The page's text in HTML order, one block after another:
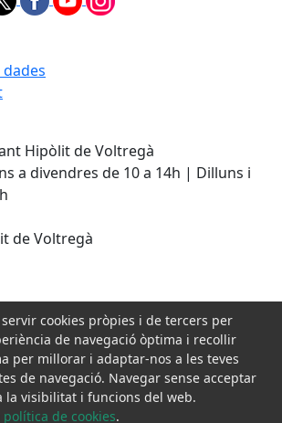
Hipòlit de Voltregà
a divendres de 10 a 14h | Dilluns i
de Voltregà
de:
cookies pròpies i de tercers per
de navegació òptima i recollir
per millorar i adaptar-nos a les teves
de navegació. Navegar sense acceptar
la visibilitat i funcions del web.
política de cookies.